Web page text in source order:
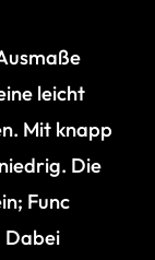
leicht
Mit knapp
Die
Func
Dabei